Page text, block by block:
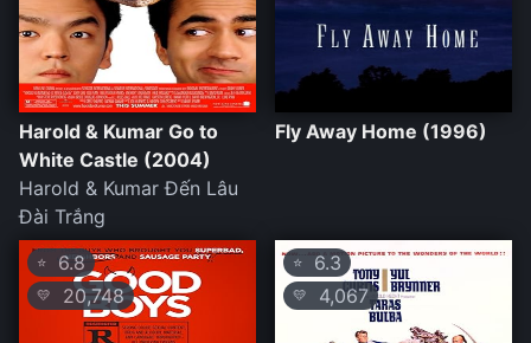
Harold & Kumar Go to
White Castle (2004)
Harold & Kumar Đến Lâu
Đài Trắng
Fly Away Home (1996)
⭐ 6.8
💛 20,748
⭐ 6.3
💛 4,067